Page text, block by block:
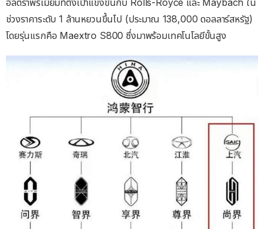
อัลตราพรีเมียมที่ตั้งเป้าแข่งขันกับ Rolls-Royce และ Maybach ใน
ช่วงราคาระดับ 1 ล้านหยวนขึ้นไป (ประมาณ 138,000 ดอลลาร์สหรัฐ)
โดยรุ่นแรกคือ Maextro S800 ซึ่งมาพร้อมเทคโนโลยีขั้นสูง